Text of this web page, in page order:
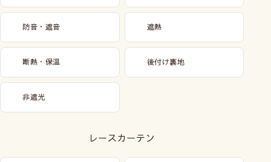
防音・遮音 遮熱
断熱・保温 後付け裏地
非遮光
レースカーテン